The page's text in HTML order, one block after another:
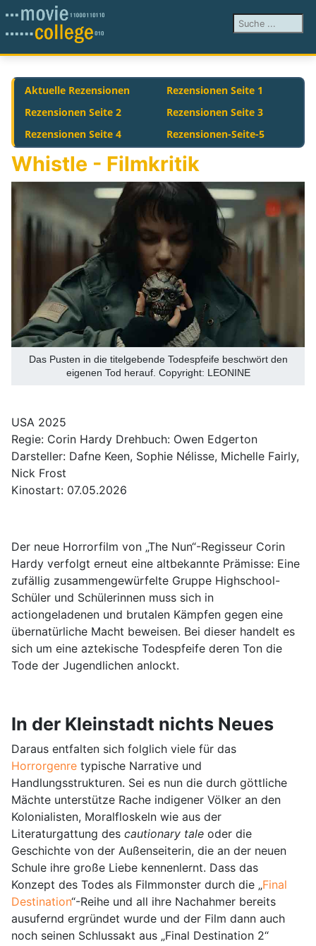
Suchen ...
Aktuelle Rezensionen
Rezensionen Seite 1
Rezensionen Seite 2
Rezensionen Seite 3
Rezensionen Seite 4
Rezensionen-Seite-5
Whistle - Filmkritik
Das Pusten in die titelgebende Todespfeife beschwört den
eigenen Tod herauf. Copyright: LEONINE
USA 2025
Regie: Corin Hardy Drehbuch: Owen Edgerton
Darsteller: Dafne Keen, Sophie Nélisse, Michelle Fairly,
Nick Frost
Kinostart: 07.05.2026
Der neue Horrorfilm von „The Nun“-Regisseur Corin
Hardy verfolgt erneut eine altbekannte Prämisse: Eine
zufällig zusammengewürfelte Gruppe Highschool-
Schüler und Schülerinnen muss sich in
actiongeladenen und brutalen Kämpfen gegen eine
übernatürliche Macht beweisen. Bei dieser handelt es
sich um eine aztekische Todespfeife deren Ton die
Tode der Jugendlichen anlockt.
In der Kleinstadt nichts Neues
Daraus entfalten sich folglich viele für das
Horrorgenre typische Narrative und
Handlungsstrukturen. Sei es nun die durch göttliche
Mächte unterstütze Rache indigener Völker an den
Kolonialisten, Moralfloskeln wie aus der
Literaturgattung des cautionary tale oder die
Geschichte von der Außenseiterin, die an der neuen
Schule ihre große Liebe kennenlernt. Dass das
Konzept des Todes als Filmmonster durch die „Final
Destination“-Reihe und all ihre Nachahmer bereits
ausufernd ergründet wurde und der Film dann auch
noch seinen Schlussakt aus „Final Destination 2“